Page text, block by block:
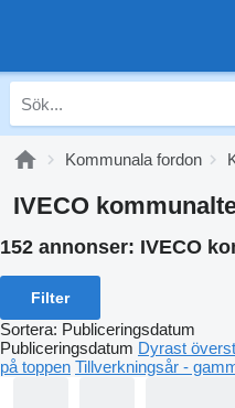
Kommunala fordon
IVECO
152 annonser: IVECO
Filter
Sortera: Publiceringsdatum
Publiceringsdatum Dyrast överst
på toppen Tillverkningsår -